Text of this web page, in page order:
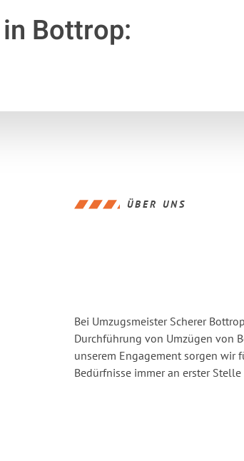
in Bottrop:
ÜBER UNS
Bei Umzugsmeister Scherer
Durchführung von Umzügen von
unserem Engagement sorgen wir
Bedürfnisse immer an erster Stelle